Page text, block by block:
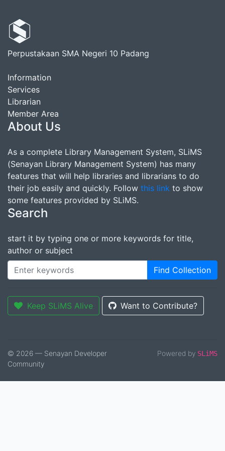
Perpustakaan SMA Negeri 10 Padang
Information
Services
Librarian
Member Area
About Us
As a complete Library Management System, SLiMS
(Senayan Library Management System) has many
features that will help libraries and librarians to do
their job easily and quickly. Follow this link to show
some features provided by SLiMS.
Search
start it by typing one or more keywords for title,
author or subject
Find Collection
Keep SLiMS Alive Want to Contribute?
© 2026 — Senayan Developer
Community
Powered by SLiMS